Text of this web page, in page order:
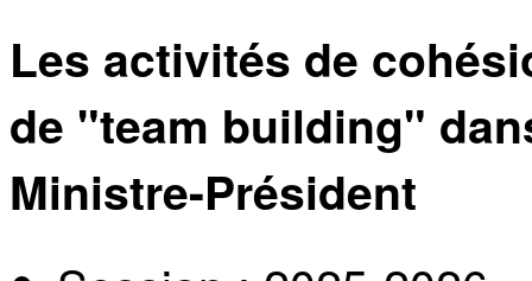
Les activités de
de "team building"
Ministre-Président